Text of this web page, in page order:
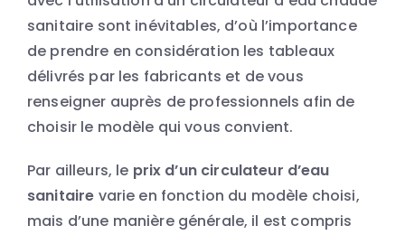
sanitaire sont inévitables, d’où l’importance
de prendre en considération les tableaux
délivrés par les fabricants et de vous
renseigner auprès de professionnels afin de
choisir le modèle qui vous convient.
Par ailleurs, le prix d’un circulateur d’eau
sanitaire varie en fonction du modèle choisi,
mais d’une manière générale, il est compris